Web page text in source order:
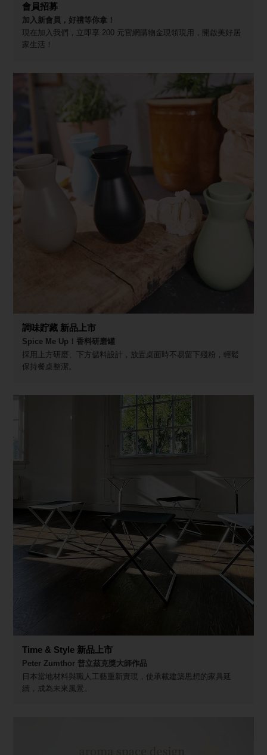
會員招募
加入新會員，好禮等你拿！
現在加入我們，立即享 200 元官網購物金現領現用，開啟美好居
家生活！
調味貯藏 新品上市
Spice Me Up！香料研磨罐
採用上方研磨、下方儲料設計，放置桌面時不易留下殘粉，輕鬆
保持餐桌整潔。
Time & Style 新品上市
Peter Zumthor 普立茲克獎大師作品
日本當地材料與職人工藝重新實現，使承載建築思想的家具延
續，成為未來風景。